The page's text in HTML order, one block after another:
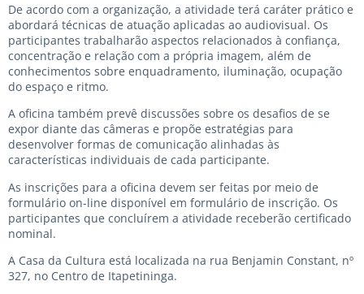
De acordo com a organização, a atividade terá caráter prático e
abordará técnicas de atuação aplicadas ao audiovisual. Os
participantes trabalharão aspectos relacionados à confiança,
concentração e relação com a própria imagem, além de
conhecimentos sobre enquadramento, iluminação, ocupação
do espaço e ritmo.
A oficina também prevê discussões sobre os desafios de se
expor diante das câmeras e propõe estratégias para
desenvolver formas de comunicação alinhadas às
características individuais de cada participante.
As inscrições para a oficina devem ser feitas por meio de
formulário on-line disponível em formulário de inscrição. Os
participantes que concluírem a atividade receberão certificado
nominal.
A Casa da Cultura está localizada na rua Benjamin Constant, nº
327, no Centro de Itapetininga.